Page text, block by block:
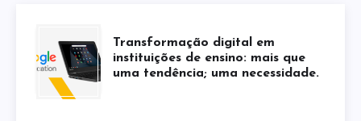
Transformação digital em
instituições de ensino: mais que
uma tendência; uma necessidade.